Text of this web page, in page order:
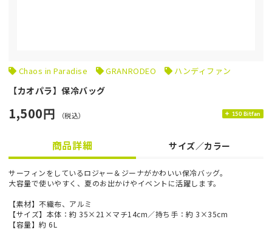
Chaos in Paradise GRANRODEO ハンディファン
【カオパラ】保冷バッグ
1,500円 （税込） 150 Bitfan
商品詳細 サイズ／カラー
サーフィンをしているロジャー＆ジーナがかわいい保冷バッグ。
大容量で使いやすく、夏のお出かけやイベントに活躍します。
【素材】不織布、アルミ
【サイズ】本体：約 35×21×マチ14cm／持ち手：約 3×35cm
【容量】約 6L